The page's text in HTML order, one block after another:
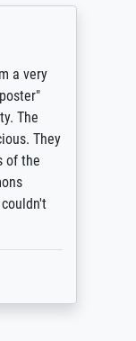
a very
The
They
of the